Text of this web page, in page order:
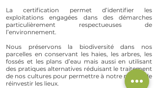
La certification permet d’identifier les
exploitations engagées dans des démarches
particulièrement respectueuses de
l’environnement.
Nous préservons la biodiversité dans nos
parcelles en conservant les haies, les arbres, les
fossés et les plans d’eau mais aussi en utilisant
des pratiques alternatives réduisant le traitement
de nos cultures pour permettre à notre nature de
réinvestir les lieux.